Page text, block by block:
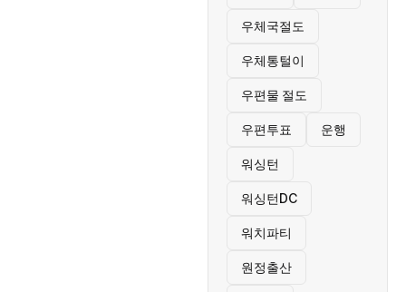
우체국절도
우체통털이
우편물 절도
우편투표 운행
워싱턴
워싱턴DC
워치파티
원정출산